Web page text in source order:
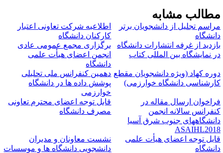
مشابه
تجلیل از دانشجویان برتر
اطلاعیه شرکت تعاونی اعتبار
کارکنان دانشگاه
از غرفه انتشارات دانشگاه
نمایشگاه بین­ المللی کتاب
برگزاری مجمع عمومی عادی
انجمن اعضای هیأت علمی
دانشگاه
کهاد (ویژه دانشجویان مقطع
دانشگاه خوارزمی)
دهمین کنفرانس ملی تحلیلی
پوشش داده ها در دانشگاه
خوارزمی
ارسال مقاله در
سالانه انجمن
جنوب شرق آسیا
قابل توجه اعضای محترم تعاونی
مصرف دانشگاه
توجه اعضای هیأت علمی
نشست معاونان و مدیران
دانشجویی دانشگاه ها و موسسات